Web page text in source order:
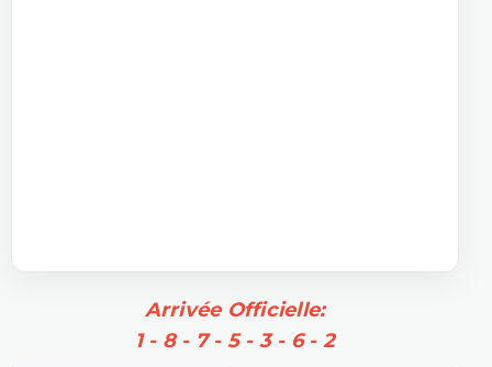
Arrivée Officielle:
1 - 8 - 7 - 5 - 3 - 6 - 2